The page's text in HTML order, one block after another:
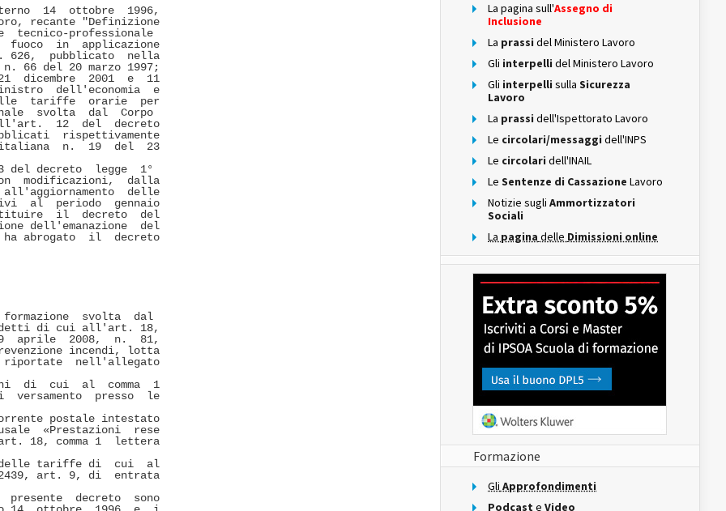
14  ottobre  1996,
recante "Definizione
professionale
in  applicazione
626,  pubblicato  nella
66 del 20 marzo 1997;
dicembre  2001  e  11
dell'economia  e
tariffe  orarie  per
svolta  dal  Corpo
12  del  decreto
rispettivamente
n.  19  del  23
del decreto  legge  1°
modificazioni,  dalla
all'aggiornamento  delle
al  periodo  gennaio
il  decreto  del
dell'emanazione  del
abrogato  il  decreto
svolta  dal
di cui all'art. 18,
aprile  2008,  n.  81,
incendi, lotta
riportate  nell'allegato
di  cui  al  comma  1
versamento  presso  le
postale intestato
«Prestazioni  rese
18, comma 1  lettera
tariffe di  cui  al
2439, art. 9, di  entrata
presente  decreto  sono
La pagina sull'Assegno di
Inclusione
La prassi del Ministero Lavoro
Gli interpelli del Ministero Lavoro
Gli interpelli sulla Sicurezza
Lavoro
La prassi dell'Ispettorato Lavoro
Le circolari/messaggi dell'INPS
Le circolari dell'INAIL
Le Sentenze di Cassazione Lavoro
Notizie sugli Ammortizzatori
Sociali
La pagina delle Dimissioni online
Formazione
Gli Approfondimenti
Podcast e Video